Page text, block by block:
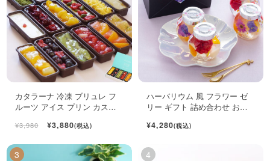
カタラーナ 冷凍 ブリュレ フ
ルーツ アイス プリン カスタ
¥3,980 ¥3,880(税込)
ハーバリウム 風 フラワー ゼ
リー ギフト 詰め合わせ おし
¥4,280(税込)